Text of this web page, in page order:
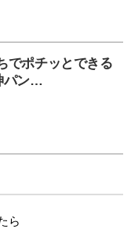
でポチッとできる
パン…
ら